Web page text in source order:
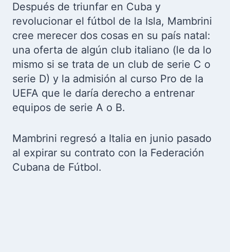
Después de triunfar en Cuba y
revolucionar el fútbol de la Isla, Mambrini
cree merecer dos cosas en su país natal:
una oferta de algún club italiano (le da lo
mismo si se trata de un club de serie C o
serie D) y la admisión al curso Pro de la
UEFA que le daría derecho a entrenar
equipos de serie A o B.
Mambrini regresó a Italia en junio pasado
al expirar su contrato con la Federación
Cubana de Fútbol.